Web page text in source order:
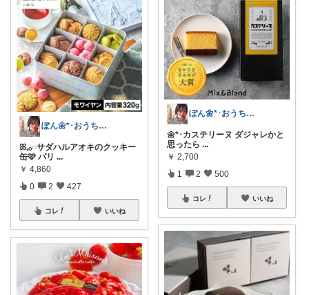
ぽん🌼*･おうちカフェꕤ︎︎·͜·☕
ꕤ𓈒𓂂◌サダハルアオキのクッキー
缶🩷 パリ ...
￥ 4,860
0 2 427
コレ いいね
ぽん🌼*･おうちカフェꕤ︎︎·͜·☕
🌼*･カステリーヌ ダジャレかと
思ったら ...
￥ 2,700
1 2 500
コレ いいね